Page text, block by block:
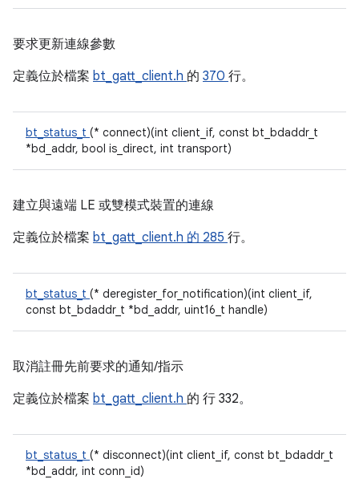
要求更新連線參數
定義位於檔案 bt_gatt_client.h 的 370 行。
bt_status_t (* connect)(int client_if, const bt_bdaddr_t
*bd_addr, bool is_direct, int transport)
建立與遠端 LE 或雙模式裝置的連線
定義位於檔案 bt_gatt_client.h 的 285 行。
bt_status_t (* deregister_for_notification)(int client_if,
const bt_bdaddr_t *bd_addr, uint16_t handle)
取消註冊先前要求的通知/指示
定義位於檔案 bt_gatt_client.h 的 行 332。
bt_status_t (* disconnect)(int client_if, const bt_bdaddr_t
*bd_addr, int conn_id)